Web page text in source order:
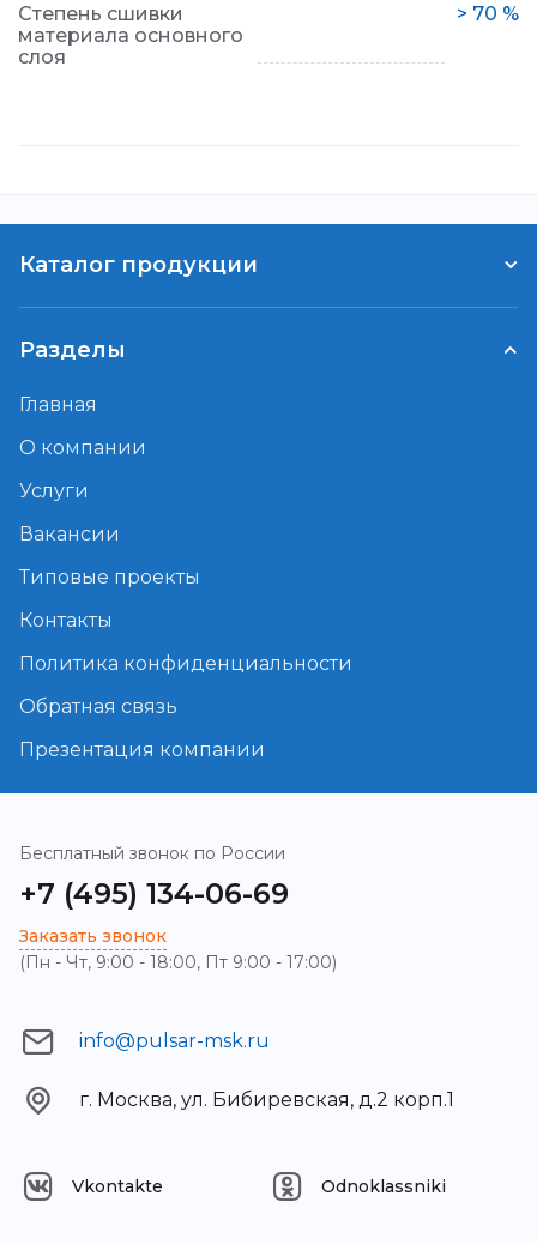
Степень сшивки
материала основного
слоя
> 70 %
Каталог продукции
Разделы
Главная
О компании
Услуги
Вакансии
Типовые проекты
Контакты
Политика конфиденциальности
Обратная связь
Презентация компании
Бесплатный звонок по России
+7 (495) 134-06-69
Заказать звонок
(Пн - Чт, 9:00 - 18:00, Пт 9:00 - 17:00)
info@pulsar-msk.ru
г. Москва, ул. Бибиревская, д.2 корп.1
Vkontakte Odnoklassniki